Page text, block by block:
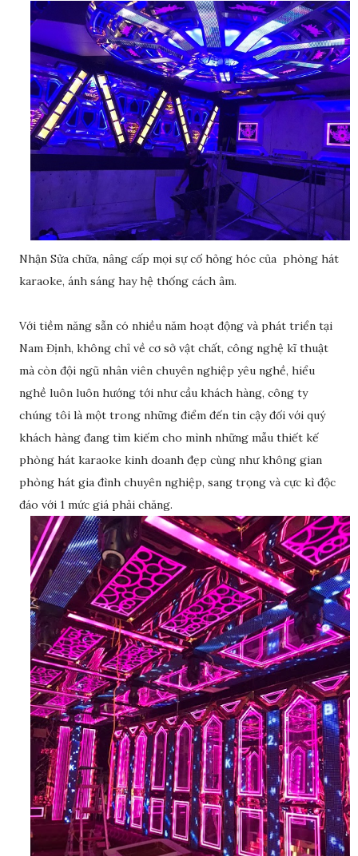
Nhận Sửa chữa, nâng cấp mọi sự cố hỏng hóc của phòng hát
karaoke, ánh sáng hay hệ thống cách âm.
Với tiềm năng sẵn có nhiều năm hoạt động và phát triển tại
Nam Định, không chỉ về cơ sở vật chất, công nghệ kĩ thuật
mà còn đội ngũ nhân viên chuyên nghiệp yêu nghề, hiểu
nghề luôn luôn hướng tới như cầu khách hàng, công ty
chúng tôi là một trong những điểm đến tin cậy đối với quý
khách hàng đang tìm kiếm cho mình những mẫu thiết kế
phòng hát karaoke kinh doanh đẹp cùng như không gian
phòng hát gia đình chuyên nghiệp, sang trọng và cực kì độc
đáo với 1 mức giá phải chăng.